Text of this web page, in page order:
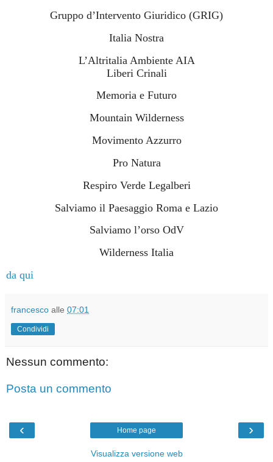
Gruppo d’Intervento Giuridico (GRIG)
Italia Nostra
L’Altritalia Ambiente AIA
Liberi Crinali
Memoria e Futuro
Mountain Wilderness
Movimento Azzurro
Pro Natura
Respiro Verde Legalberi
Salviamo il Paesaggio Roma e Lazio
Salviamo l’orso OdV
Wilderness Italia
da qui
francesco alle 07:01
Condividi
Nessun commento:
Posta un commento
‹ ›
Home page
Visualizza versione web